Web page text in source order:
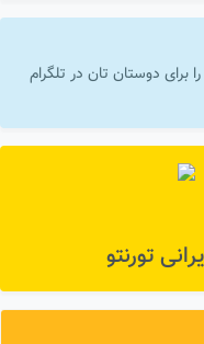
برای دوستان تان در تلگرام
تورنتو